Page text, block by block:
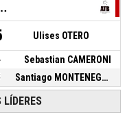
Ulises OTERO
Sebastian CAMERONI
Santiago MONTENEGRO
LÍDERES